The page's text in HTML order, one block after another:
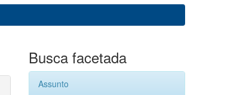
Busca facetada
Assunto